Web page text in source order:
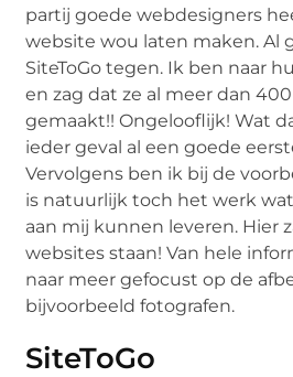
partij goede webdesigners
website wou laten maken. Al
SiteToGo tegen. Ik ben naar
en zag dat ze al meer dan
gemaakt!! Ongelooflijk! Wat
ieder geval al een goede
Vervolgens ben ik bij de
is natuurlijk toch het werk
aan mij kunnen leveren. Hier
websites staan! Van hele
naar meer gefocust op de
bijvoorbeeld fotografen.
SiteToGo